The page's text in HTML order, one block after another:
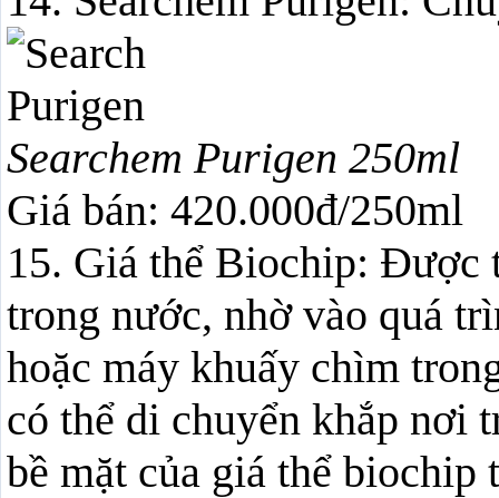
Searchem Purigen 250ml
Giá bán: 420.000đ/250ml
15. Giá thể Biochip: Được
trong nước, nhờ vào quá
hoặc máy khuấy chìm
có thể di chuyển khắp nơi
bề mặt của giá thể biochip